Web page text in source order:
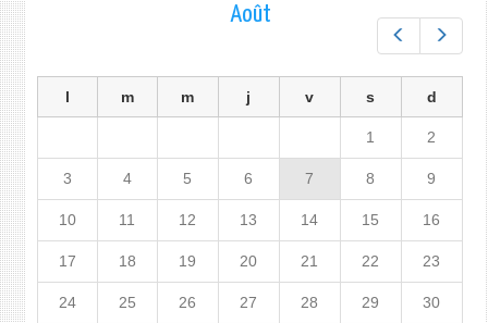
Préc.
Août
l m m j v s d
1 2
3 4 5 6 7 8 9
10 11 12 13 14 15 16
17 18 19 20 21 22 23
24 25 26 27 28 29 30